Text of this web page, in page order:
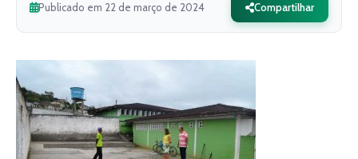
Publicado em 22 de março de 2024 Compartilhar